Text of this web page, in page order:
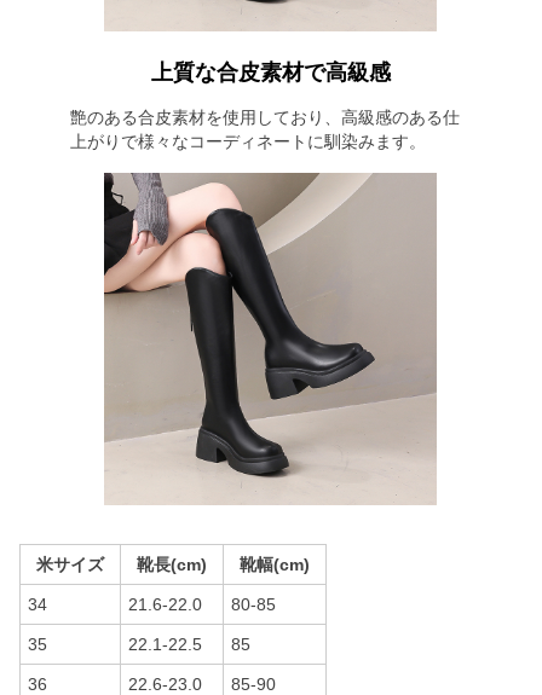
上質な合皮素材で高級感
艶のある合皮素材を使用しており、高級感のある仕
上がりで様々なコーディネートに馴染みます。
米サイズ 靴長(cm) 靴幅(cm)
34 21.6-22.0 80-85
35 22.1-22.5 85
36 22.6-23.0 85-90